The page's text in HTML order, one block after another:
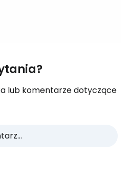
lub komentarze dotyczące